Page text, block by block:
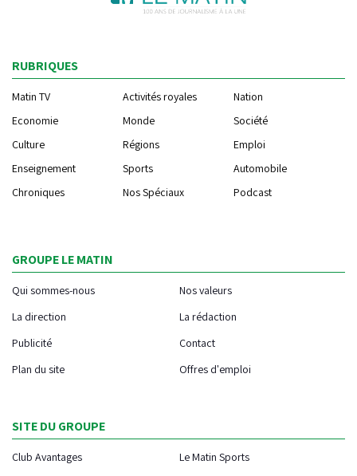
RUBRIQUES
Matin TV Activités royales
Nation
Economie
Monde
Société
Culture
Régions
Emploi
Enseignement
Sports
Automobile
Chroniques
Nos Spéciaux Podcast
GROUPE LE MATIN
Qui sommes-nous
Nos valeurs
La direction
La rédaction
Publicité
Contact
Plan du site
Offres d'emploi
SITE DU GROUPE
Club Avantages
Le Matin Sports